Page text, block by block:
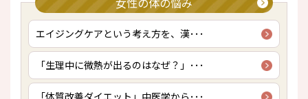
エイジングケアという考え方を、漢･･･
「生理中に微熱が出るのはなぜ？」･･･
「体質改善ダイエット」中医学から･･･